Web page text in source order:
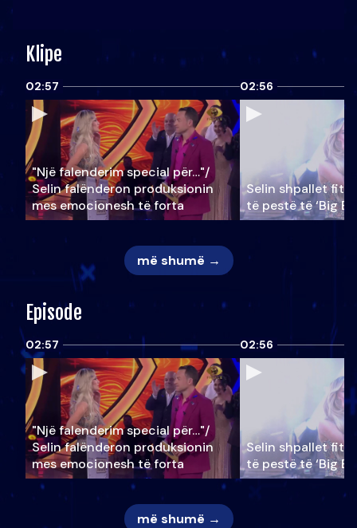
Klipe
02:57
"Një falenderim special për…"/
Selin falënderon produksionin
mes emocionesh të forta
02:56
Selin shpallet
të pestë të ‘Big
më shumë →
Episode
02:57
"Një falenderim special për…"/
Selin falënderon produksionin
mes emocionesh të forta
02:56
Selin shpallet
të pestë të ‘Big
më shumë →